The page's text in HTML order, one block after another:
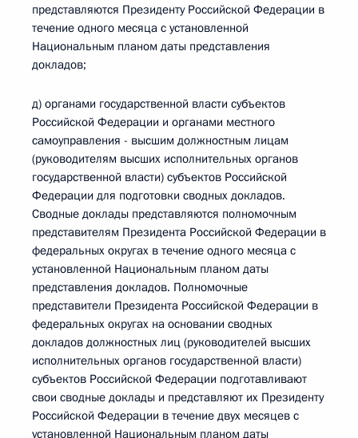
представляются Президенту Российской Федерации в
течение одного месяца с установленной
Национальным планом даты представления
докладов;
д) органами государственной власти субъектов
Российской Федерации и органами местного
самоуправления - высшим должностным лицам
(руководителям высших исполнительных органов
государственной власти) субъектов Российской
Федерации для подготовки сводных докладов.
Сводные доклады представляются полномочным
представителям Президента Российской Федерации в
федеральных округах в течение одного месяца с
установленной Национальным планом даты
представления докладов. Полномочные
представители Президента Российской Федерации в
федеральных округах на основании сводных
докладов должностных лиц (руководителей высших
исполнительных органов государственной власти)
субъектов Российской Федерации подготавливают
свои сводные доклады и представляют их Президенту
Российской Федерации в течение двух месяцев с
установленной Национальным планом даты